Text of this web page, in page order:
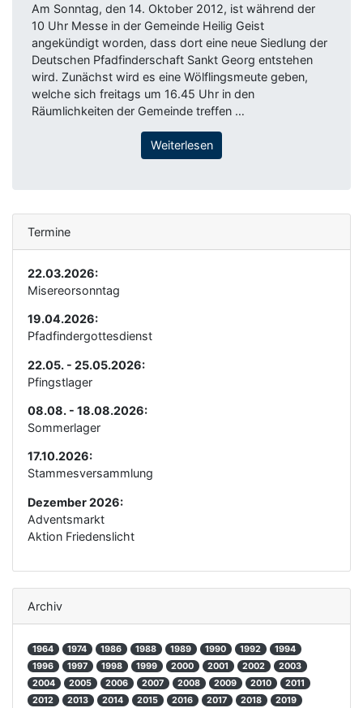
Am Sonntag, den 14. Oktober 2012, ist während der
10 Uhr Messe in der Gemeinde Heilig Geist
angekündigt worden, dass dort eine neue Siedlung der
Deutschen Pfadfinderschaft Sankt Georg entstehen
wird. Zunächst wird es eine Wölflingsmeute geben,
welche sich freitags um 16.45 Uhr in den
Räumlichkeiten der Gemeinde treffen …
Weiterlesen
Termine
22.03.2026:
Misereorsonntag
19.04.2026:
Pfadfindergottesdienst
22.05. - 25.05.2026:
Pfingstlager
08.08. - 18.08.2026:
Sommerlager
17.10.2026:
Stammesversammlung
Dezember 2026:
Adventsmarkt
Aktion Friedenslicht
Archiv
1964 1974 1986 1988 1989 1990 1992
1994
1996
1997 1998 1999 2000 2001 2002
2003
2004
2005 2006 2007 2008 2009 2010
2011
2012
2013 2014 2015 2016 2017 2018
2019